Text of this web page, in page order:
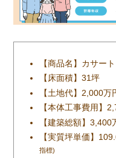
【商品名】カサート
【床面積】31坪
【土地代】2,000万
【本体工事費用】
【建築総額】3,400
【実質坪単価】
指標)